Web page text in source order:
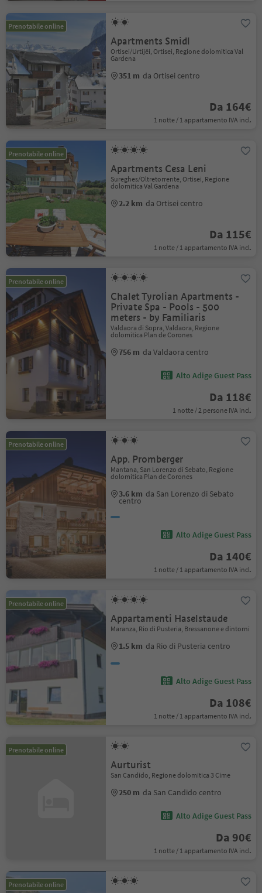
Prenotabile online
Apartments Smidl
Ortisei/Urtijëi, Ortisei, Regione dolomitica Val
Gardena
351 m da Ortisei centro
Da 164€
1 notte / 1 appartamento IVA incl.
Prenotabile online
Apartments Cesa Leni
Sureghes/Oltretorrente, Ortisei, Regione
dolomitica Val Gardena
2.2 km da Ortisei centro
Da 115€
1 notte / 1 appartamento IVA incl.
Prenotabile online
Chalet Tyrolian Apartments -
Private Spa - Pools - 500
meters - by Familiaris
Valdaora di Sopra, Valdaora, Regione
dolomitica Plan de Corones
756 m da Valdaora centro
Alto Adige Guest Pass
Da 118€
1 notte / 2 persone IVA incl.
Prenotabile online
App. Promberger
Mantana, San Lorenzo di Sebato, Regione
dolomitica Plan de Corones
3.6 km da San Lorenzo di Sebato
centro
Alto Adige Guest Pass
Da 140€
1 notte / 1 appartamento IVA incl.
Prenotabile online
Appartamenti Haselstaude
Maranza, Rio di Pusteria, Bressanone e dintorni
1.5 km da Rio di Pusteria centro
Alto Adige Guest Pass
Da 108€
1 notte / 1 appartamento IVA incl.
Prenotabile online
Aurturist
San Candido, Regione dolomitica 3 Cime
250 m da San Candido centro
Alto Adige Guest Pass
Da 90€
1 notte / 1 appartamento IVA incl.
Prenotabile online